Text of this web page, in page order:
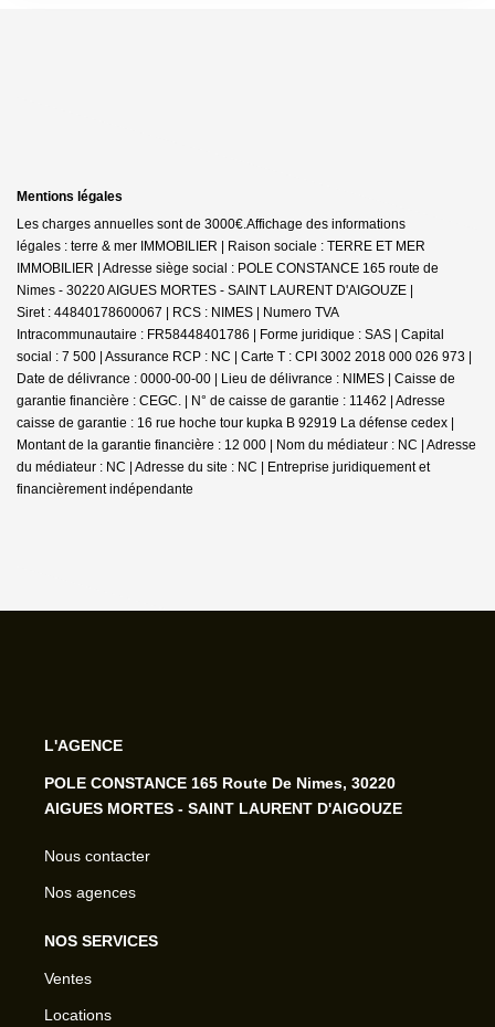
Mentions légales
Les charges annuelles sont de 3000€.Affichage des informations
légales : terre & mer IMMOBILIER | Raison sociale : TERRE ET MER
IMMOBILIER | Adresse siège social : POLE CONSTANCE 165 route de
Nimes - 30220 AIGUES MORTES - SAINT LAURENT D'AIGOUZE |
Siret : 44840178600067 | RCS : NIMES | Numero TVA
Intracommunautaire : FR58448401786 | Forme juridique : SAS | Capital
social : 7 500 | Assurance RCP : NC | Carte T : CPI 3002 2018 000 026 973 |
Date de délivrance : 0000-00-00 | Lieu de délivrance : NIMES | Caisse de
garantie financière : CEGC. | N° de caisse de garantie : 11462 | Adresse
caisse de garantie : 16 rue hoche tour kupka B 92919 La défense cedex |
Montant de la garantie financière : 12 000 | Nom du médiateur : NC | Adresse
du médiateur : NC | Adresse du site : NC | Entreprise juridiquement et
financièrement indépendante
L'AGENCE
POLE CONSTANCE 165 Route De Nimes, 30220
AIGUES MORTES - SAINT LAURENT D'AIGOUZE
Nous contacter
Nos agences
NOS SERVICES
Ventes
Locations